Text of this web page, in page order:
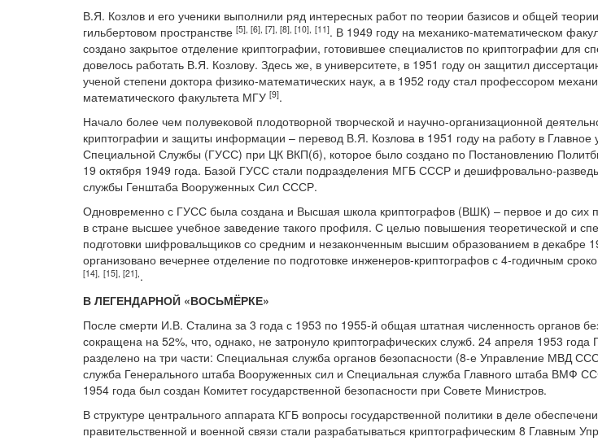
В.Я. Козлов и его ученики выполнили ряд интересных работ по теории базисов и общей
гильбертовом пространстве [5], [6], [7], [8], [10], [11]. В 1949 году на механико-математическом
создано закрытое отделение криптографии, готовившее специалистов по криптографии для
довелось работать В.Я. Козлову. Здесь же, в университете, в 1951 году он защитил
ученой степени доктора физико-математических наук, а в 1952 году стал профессором
математического факультета МГУ [9].
Начало более чем полувековой плодотворной творческой и научно-организационной
криптографии и защиты информации – перевод В.Я. Козлова в 1951 году на работу в Главное
Специальной Службы (ГУСС) при ЦК ВКП(б), которое было создано по Постановлению
19 октября 1949 года. Базой ГУСС стали подразделения МГБ СССР и дешифровально-
службы Генштаба Вооруженных Сил СССР.
Одновременно с ГУСС была создана и Высшая школа криптографов (ВШК) – первое и до сих
в стране высшее учебное заведение такого профиля. С целью повышения теоретической и
подготовки шифровальщиков со средним и незаконченным высшим образованием в декабре
организовано вечернее отделение по подготовке инженеров-криптографов с 4-годичным
[14], [15], [21], .
В ЛЕГЕНДАРНОЙ «ВОСЬМЁРКЕ»
После смерти И.В. Сталина за 3 года с 1953 по 1955-й общая штатная численность органов
сокращена на 52%, что, однако, не затронуло криптографических служб. 24 апреля 1953
разделено на три части: Специальная служба органов безопасности (8-е Управление МВД
служба Генерального штаба Вооруженных сил и Специальная служба Главного штаба ВМФ
1954 года был создан Комитет государственной безопасности при Совете Министров.
В структуре центрального аппарата КГБ вопросы государственной политики в деле
правительственной и военной связи стали разрабатываться криптографическим 8 Главным